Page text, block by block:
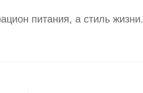
питания, а стиль жизни.